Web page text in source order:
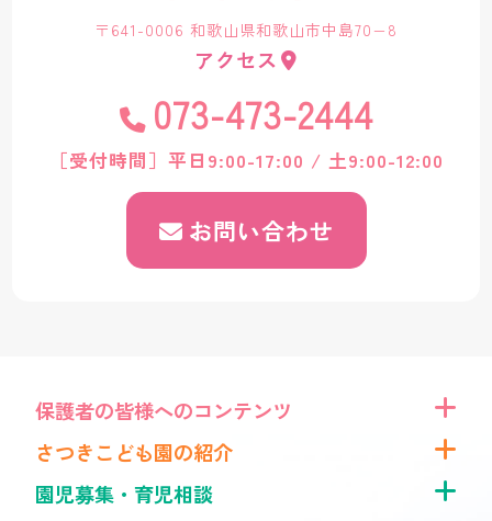
〒641-0006 和歌山県和歌山市中島70−8
アクセス
073-473-2444
［受付時間］平日9:00-17:00 / 土9:00-12:00
お問い合わせ
保護者の皆様へのコンテンツ
さつきこども園の紹介
園児募集・育児相談